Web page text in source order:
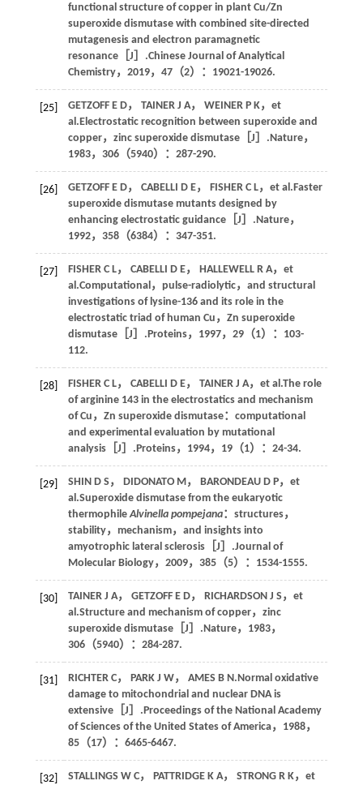
functional structure of copper in plant Cu/Zn
superoxide dismutase with combined site-directed
mutagenesis and electron paramagnetic
resonance［J］.Chinese Journal of Analytical
Chemistry， 2019， 47（2）：19021-19026.
[25] GETZOFF E D， TAINER J A， WEINER P K， et
al.Electrostatic recognition between superoxide and
copper，zinc superoxide dismutase［J］.Nature，
1983， 306（5940）：287-290.
[26] GETZOFF E D， CABELLI D E， FISHER C L， et al.Faster
superoxide dismutase mutants designed by
enhancing electrostatic guidance［J］.Nature，
1992， 358（6384）：347-351.
[27] FISHER C L， CABELLI D E， HALLEWELL R A， et
al.Computational，pulse-radiolytic，and structural
investigations of lysine-136 and its role in the
electrostatic triad of human Cu，Zn superoxide
dismutase［J］.Proteins， 1997， 29（1）：103-
112.
[28] FISHER C L， CABELLI D E， TAINER J A， et al.The role
of arginine 143 in the electrostatics and mechanism
of Cu，Zn superoxide dismutase：computational
and experimental evaluation by mutational
analysis［J］.Proteins， 1994， 19（1）：24-34.
[29] SHIN D S ， DIDONATO M， BARONDEAU D P， et
al.Superoxide dismutase from the eukaryotic
thermophileAlvinella pompejana：structures，
stability，mechanism，and insights into
amyotrophic lateral sclerosis［J］.Journal of
Molecular Biology， 2009， 385（5）：1534-1555.
[30] TAINER J A， GETZOFF E D， RICHARDSON J S ， et
al.Structure and mechanism of copper，zinc
superoxide dismutase［J］.Nature， 1983，
306（5940）：284-287.
[31] RICHTER C， PARK J W， AMES B N.Normal oxidative
damage to mitochondrial and nuclear DNA is
extensive［J］.Proceedings of the National Academy
of Sciences of the United States of America， 1988，
85（17）：6465-6467.
[32] STALLINGS W C， PATTRIDGE K A， STRONG R K， et